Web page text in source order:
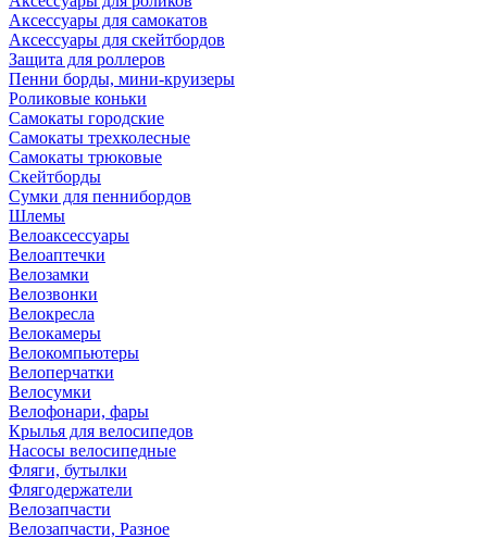
Аксессуары для самокатов
Аксессуары для скейтбордов
Защита для роллеров
Пенни борды, мини-круизеры
Роликовые коньки
Самокаты городские
Самокаты трехколесные
Самокаты трюковые
Скейтборды
Сумки для пеннибордов
Шлемы
Велоаксессуары
Велоаптечки
Велозамки
Велозвонки
Велокресла
Велокамеры
Велокомпьютеры
Велоперчатки
Велосумки
Велофонари, фары
Крылья для велосипедов
Насосы велосипедные
Фляги, бутылки
Флягодержатели
Велозапчасти
Велозапчасти, Разное